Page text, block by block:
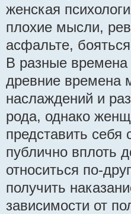
женская
плохие мысли,
асфальте,
В разные времена
древние времена
наслаждений и
рода, однако
представить себя
публично вплоть
относиться по-
получить
зависимости от